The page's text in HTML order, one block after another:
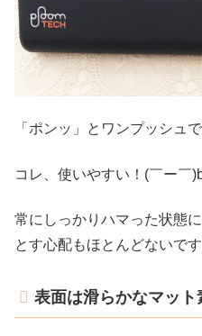
「ポンッ」とワンプッシュ
コレ、使いやすい！(￣ー￣
常にしっかりハマった状態
とす心配もほとんどないです
表面は滑らかなマッ